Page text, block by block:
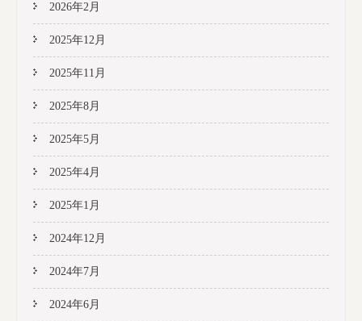
2026年2月
2025年12月
2025年11月
2025年8月
2025年5月
2025年4月
2025年1月
2024年12月
2024年7月
2024年6月